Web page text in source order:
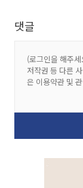
댓글